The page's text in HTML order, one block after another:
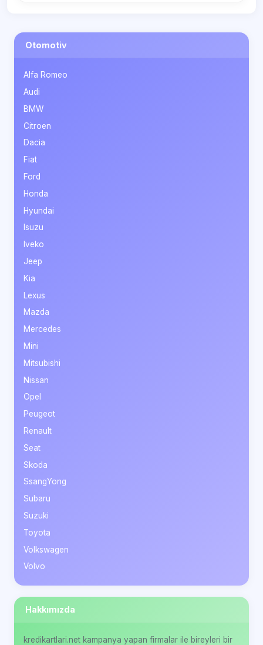
Otomotiv
Alfa Romeo
Audi
BMW
Citroen
Dacia
Fiat
Ford
Honda
Hyundai
Isuzu
Iveko
Jeep
Kia
Lexus
Mazda
Mercedes
Mini
Mitsubishi
Nissan
Opel
Peugeot
Renault
Seat
Skoda
SsangYong
Subaru
Suzuki
Toyota
Volkswagen
Volvo
Hakkımızda
kredikartlari.net kampanya yapan firmalar ile bireyleri bir